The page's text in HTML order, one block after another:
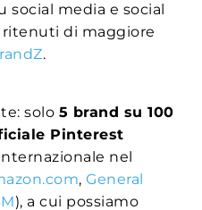
social media e social
di maggiore
.
solo 5 brand su 100
Pinterest
nel
,General
), a cui possiamo